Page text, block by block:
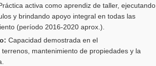
activa como aprendiz de taller, ejecutando
y brindando apoyo integral en todas las
(período 2016-2020 aprox.).
Capacidad demostrada en el
mantenimiento de propiedades y la